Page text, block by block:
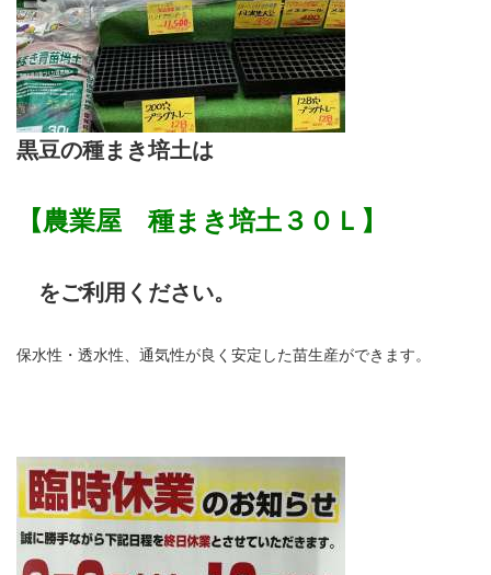
黒豆の種まき培土は
【農業屋 種まき培土３０Ｌ】
をご利用ください。
保水性・透水性、通気性が良く安定した苗生産ができます。